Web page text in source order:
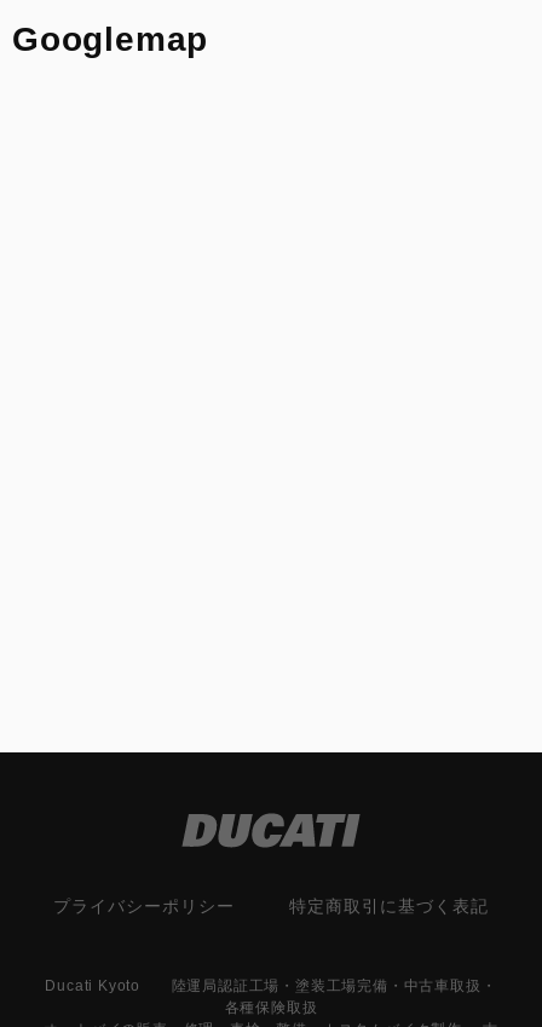
Googlemap
プライバシーポリシー 特定商取引に基づく表記
Ducati Kyoto 陸運局認証工場・塗装工場完備・中古車取扱・
各種保険取扱